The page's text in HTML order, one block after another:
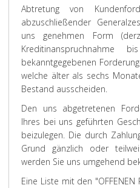
Abtretung von
abzuschließender
uns genehmen Form
bekanntgegebenen
welche älter als sechs
Bestand ausscheiden.
Den uns abgetretenen
Ihres bei uns geführten
beizulegen. Die durch
Grund gänzlich oder
werden Sie uns umgehend
Eine Liste mit den "OFFENEN